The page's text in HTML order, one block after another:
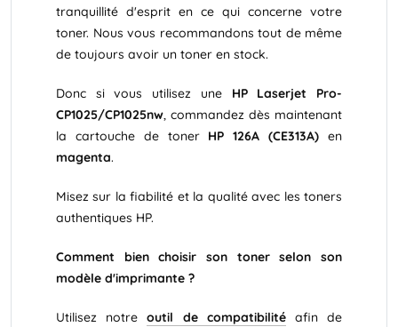
tranquillité d'esprit en ce qui concerne votre
toner. Nous vous recommandons tout de même
de toujours avoir un toner en stock.
Donc si vous utilisez uneHP Laserjet Pro-
CP1025/CP1025nw, commandez dès maintenant
la cartouche de toner HP 126A (CE313A) en
magenta.
Misez sur la fiabilité et la qualité avec les toners
authentiques HP.
Comment bien choisir son toner selon son
modèle d'imprimante ?
Utilisez notreoutil de compatibilitéafin de